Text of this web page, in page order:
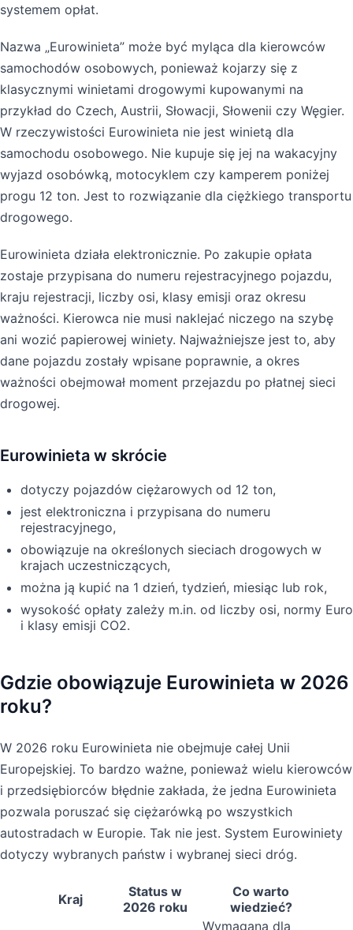
systemem opłat.
Nazwa „Eurowinieta” może być myląca dla kierowców
samochodów osobowych, ponieważ kojarzy się z
klasycznymi winietami drogowymi kupowanymi na
przykład do Czech, Austrii, Słowacji, Słowenii czy Węgier.
W rzeczywistości Eurowinieta nie jest winietą dla
samochodu osobowego. Nie kupuje się jej na wakacyjny
wyjazd osobówką, motocyklem czy kamperem poniżej
progu 12 ton. Jest to rozwiązanie dla ciężkiego transportu
drogowego.
Eurowinieta działa elektronicznie. Po zakupie opłata
zostaje przypisana do numeru rejestracyjnego pojazdu,
kraju rejestracji, liczby osi, klasy emisji oraz okresu
ważności. Kierowca nie musi naklejać niczego na szybę
ani wozić papierowej winiety. Najważniejsze jest to, aby
dane pojazdu zostały wpisane poprawnie, a okres
ważności obejmował moment przejazdu po płatnej sieci
drogowej.
Eurowinieta w skrócie
dotyczy pojazdów ciężarowych od 12 ton,
jest elektroniczna i przypisana do numeru
rejestracyjnego,
obowiązuje na określonych sieciach drogowych w
krajach uczestniczących,
można ją kupić na 1 dzień, tydzień, miesiąc lub rok,
wysokość opłaty zależy m.in. od liczby osi, normy Euro
i klasy emisji CO2.
Gdzie obowiązuje Eurowinieta w 2026
roku?
W 2026 roku Eurowinieta nie obejmuje całej Unii
Europejskiej. To bardzo ważne, ponieważ wielu kierowców
i przedsiębiorców błędnie zakłada, że jedna Eurowinieta
pozwala poruszać się ciężarówką po wszystkich
autostradach w Europie. Tak nie jest. System Eurowiniety
dotyczy wybranych państw i wybranej sieci dróg.
Kraj
Status w
2026 roku
Co warto
wiedzieć?
Wymagana dla